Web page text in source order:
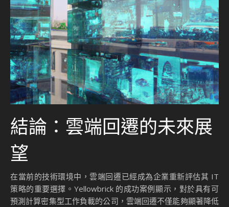
結論：雲端回遷的未來展
望
在當前的技術環境中，雲端回遷已經成為企業重新評估其 IT
策略的重要選擇。Yellowbrick 的成功案例顯示，對於具有可
預測計算密集型工作負載的公司，雲端回遷不僅能夠顯著降低